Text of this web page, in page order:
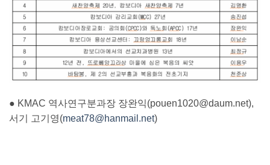
● KMAC 역사연구분과장 장완익(pouen1020@daum.net),
서기 고기영(meat78@hanmail.net)